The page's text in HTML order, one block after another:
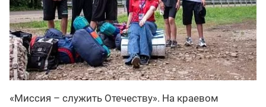
«Миссия – служить Отечеству». На краевом